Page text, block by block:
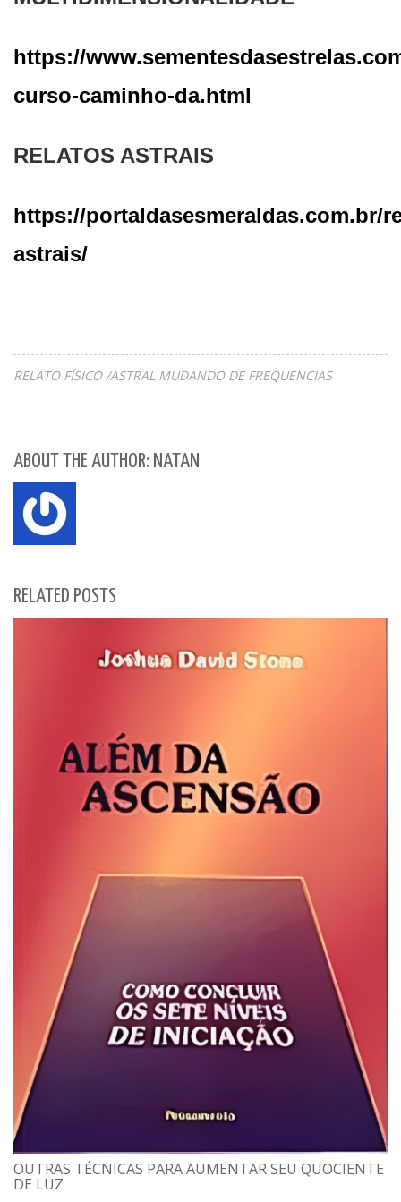
https://
curso-caminho-da.html
RELATOS ASTRAIS
https://portaldasesmeraldas.com.br/
astrais/
RELATO FÍSICO /ASTRAL MUDANDO DE FREQUENCIAS
ABOUT THE AUTHOR: NATAN
RELATED POSTS
OUTRAS TÉCNICAS PARA AUMENTAR SEU QUOCIENTE
DE LUZ